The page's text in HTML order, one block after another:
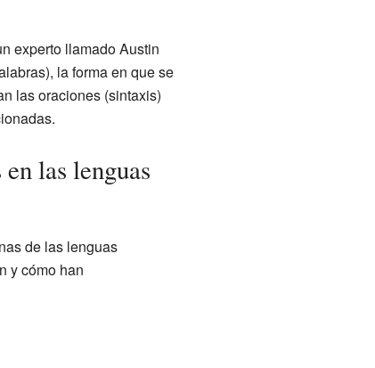
experto llamado Austin
la forma en que se
las oraciones (sintaxis)
las lenguas
de las lenguas
y cómo han